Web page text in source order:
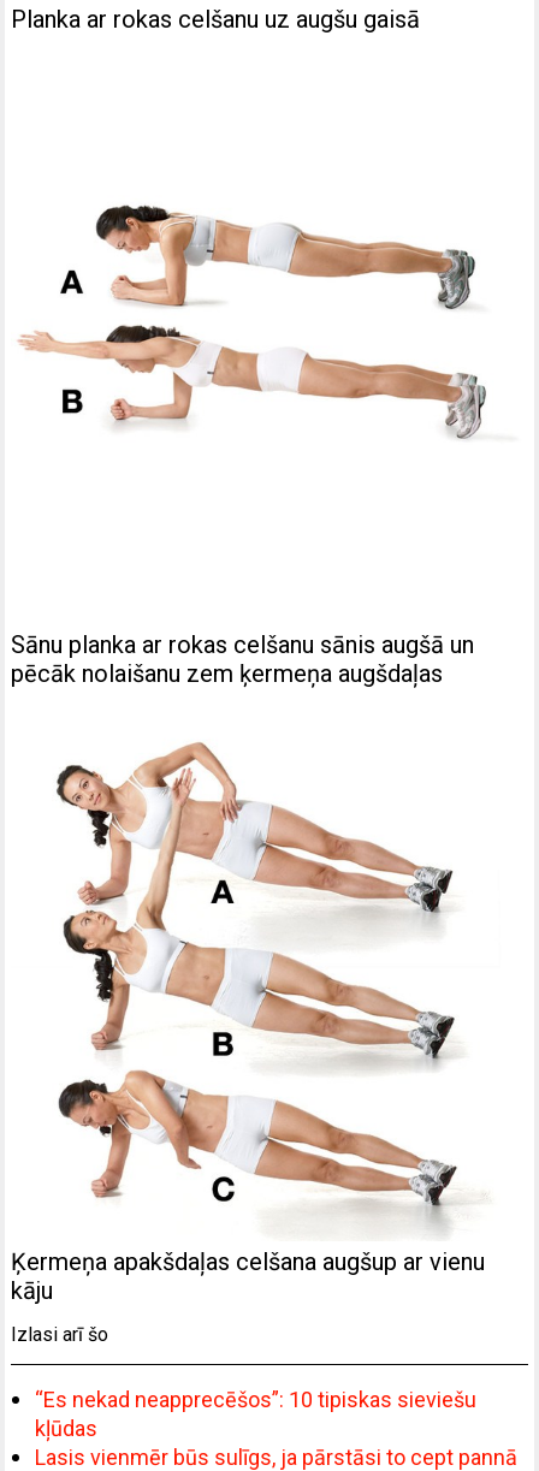
Planka ar rokas celšanu uz augšu gaisā
Sānu planka ar rokas celšanu sānis augšā un
pēcāk nolaišanu zem ķermeņa augšdaļas
Ķermeņa apakšdaļas celšana augšup ar vienu
kāju
Izlasi arī šo
“Es nekad neapprecēšos”: 10 tipiskas sieviešu
kļūdas
Lasis vienmēr būs sulīgs, ja pārstāsi to cept pannā